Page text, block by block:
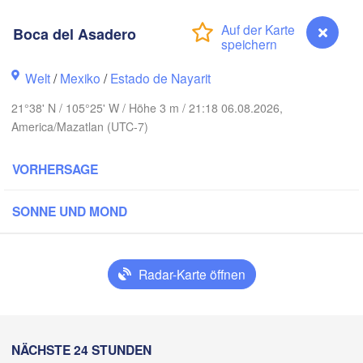
Boca del Asadero
Welt/Mexiko /Estado de Nayarit
21°38' N / 105°25' W / Höhe 3 m / 21:18 06.08.2026,
America/Mazatlan (UTC-7)
VORHERSAGE
SONNE UND MOND
Radar-Karte öffnen
NÄCHSTE 24 STUNDEN
Durango
Obregón
Mazatlán
Boca del Asadero